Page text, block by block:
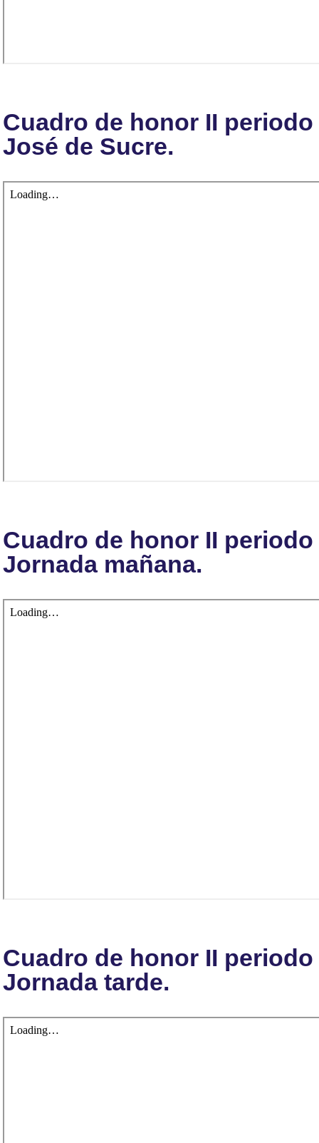
Cuadro de honor II
José de Sucre.
Cuadro de honor II
Jornada mañana.
Cuadro de honor II
Jornada tarde.